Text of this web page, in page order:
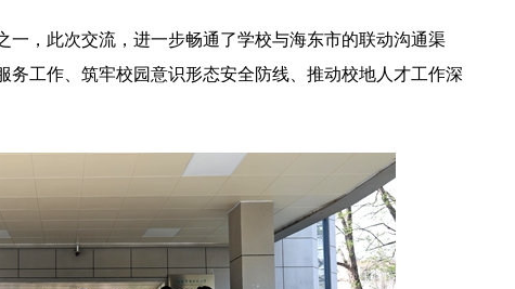
一，此次交流，进一步畅通了学校与海东市的联动沟通渠
务工作、筑牢校园意识形态安全防线、推动校地人才工作深
2026年田径运动会暨第八届教学文化节开幕